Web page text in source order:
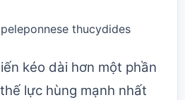
kéo dài hơn một phần
lực hùng mạnh nhất